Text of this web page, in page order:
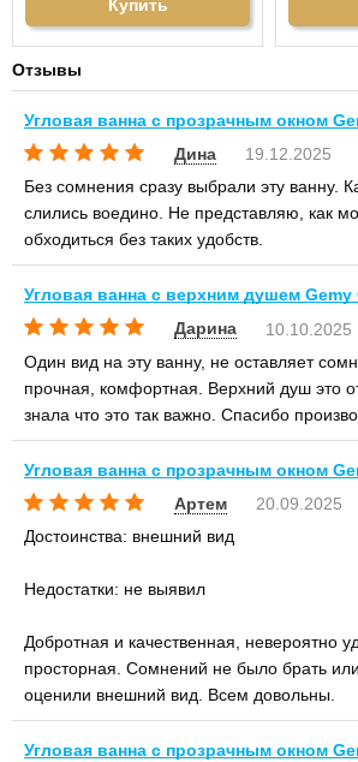
Гидромассаж:нет
Купить
Отзывы
Угловая ванна с прозрачным окном
Дина
19.12.2025
Без сомнения сразу выбрали эту ванну.
слились воедино. Не представляю, как
обходиться без таких удобств.
Угловая ванна с верхним душем Gemy
Дарина
10.10.2025
Один вид на эту ванну, не оставляет
прочная, комфортная. Верхний душ это
знала что это так важно. Спасибо
Угловая ванна с прозрачным окном
Артем
20.09.2025
Достоинства: внешний вид
Недостатки: не выявил
Добротная и качественная, невероятно
просторная. Сомнений не было брать
оценили внешний вид. Всем довольны.
Угловая ванна с прозрачным окном